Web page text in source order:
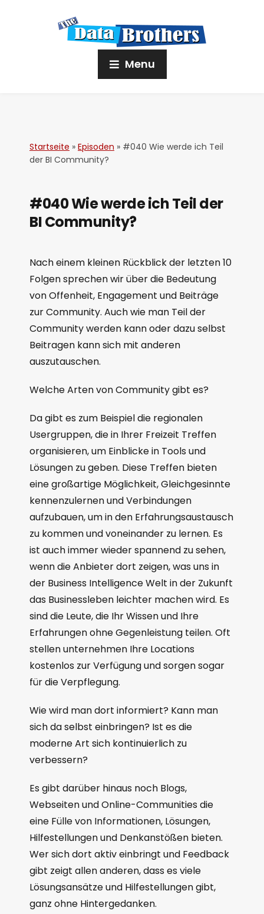
Menu
Startseite » Episoden » #040 Wie werde ich Teil
der BI Community?
#040 Wie werde ich Teil der
BI Community?
Nach einem kleinen Rückblick der letzten 10
Folgen sprechen wir über die Bedeutung
von Offenheit, Engagement und Beiträge
zur Community. Auch wie man Teil der
Community werden kann oder dazu selbst
Beitragen kann sich mit anderen
auszutauschen.
Welche Arten von Community gibt es?
Da gibt es zum Beispiel die regionalen
Usergruppen, die in Ihrer Freizeit Treffen
organisieren, um Einblicke in Tools und
Lösungen zu geben. Diese Treffen bieten
eine großartige Möglichkeit, Gleichgesinnte
kennenzulernen und Verbindungen
aufzubauen, um in den Erfahrungsaustausch
zu kommen und voneinander zu lernen. Es
ist auch immer wieder spannend zu sehen,
wenn die Anbieter dort zeigen, was uns in
der Business Intelligence Welt in der Zukunft
das Businessleben leichter machen wird. Es
sind die Leute, die Ihr Wissen und Ihre
Erfahrungen ohne Gegenleistung teilen. Oft
stellen unternehmen Ihre Locations
kostenlos zur Verfügung und sorgen sogar
für die Verpflegung.
Wie wird man dort informiert? Kann man
sich da selbst einbringen? Ist es die
moderne Art sich kontinuierlich zu
verbessern?
Es gibt darüber hinaus noch Blogs,
Webseiten und Online-Communities die
eine Fülle von Informationen, Lösungen,
Hilfestellungen und Denkanstößen bieten.
Wer sich dort aktiv einbringt und Feedback
gibt zeigt allen anderen, dass es viele
Lösungsansätze und Hilfestellungen gibt,
ganz ohne Hintergedanken.